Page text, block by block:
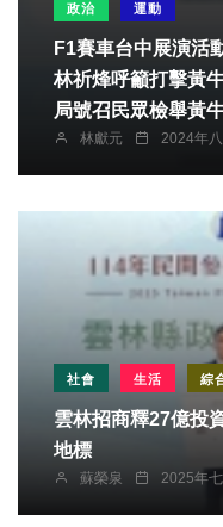
政治 運動
F1賽車台中展演活動三萬
林祈烽呼籲打擊黃牛落實
局號召民眾檢舉黃
林獻元 2024年
社會 生活 綜
雲林招商釋27億投
地標
蘇榮泉 2025年